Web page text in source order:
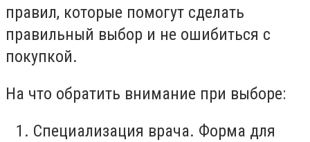
правил, которые помогут сделать
правильный выбор и не ошибиться с
покупкой.
На что обратить внимание при выборе:
Специализация врача. Форма для